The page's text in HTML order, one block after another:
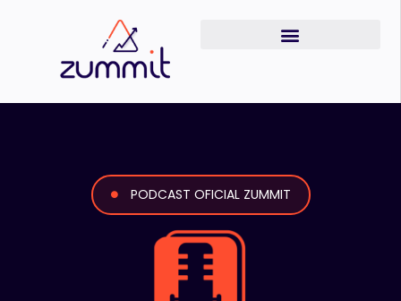
PODCAST OFICIAL ZUMMIT